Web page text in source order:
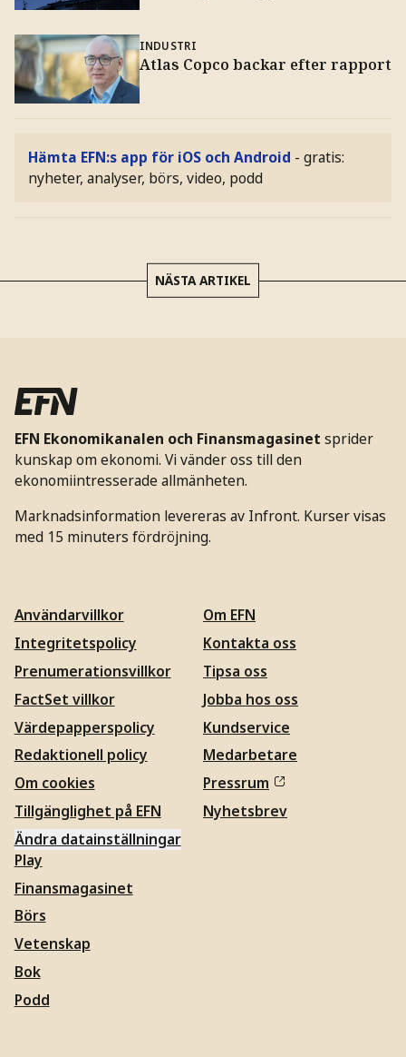
INDUSTRI
Atlas Copco backar efter rapport
Hämta EFN:s app för iOS och Android - gratis:
nyheter, analyser, börs, video, podd
NÄSTA ARTIKEL
EFN Ekonomikanalen och Finansmagasinet sprider
kunskap om ekonomi. Vi vänder oss till den
ekonomiintresserade allmänheten.
Marknadsinformation levereras av Infront. Kurser visas
med 15 minuters fördröjning.
Användarvillkor
Integritetspolicy
Prenumerationsvillkor
FactSet villkor
Värdepapperspolicy
Redaktionell policy
Om cookies
Tillgänglighet på EFN
Ändra datainställningar
Om EFN
Kontakta oss
Tipsa oss
Jobba hos oss
Kundservice
Medarbetare
Pressrum
Nyhetsbrev
Play
Finansmagasinet
Börs
Vetenskap
Bok
Podd